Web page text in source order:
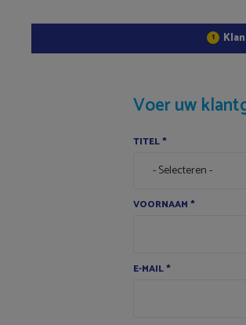
1
Voer uw
TITEL*
VOORNAAM *
E-MAIL*